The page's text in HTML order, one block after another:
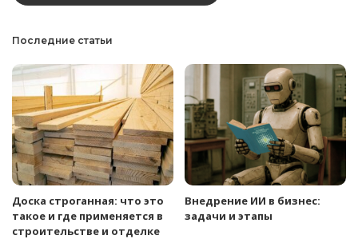
Последние статьи
Доска строганная: что это
такое и где применяется в
строительстве и отделке
Внедрение ИИ в бизнес:
задачи и этапы